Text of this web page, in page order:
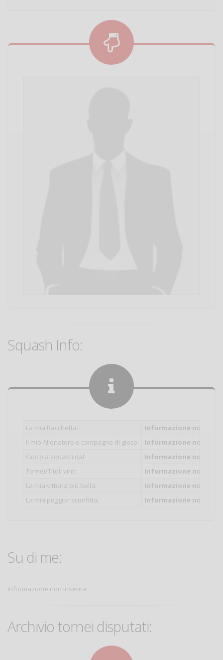
Squash Info:
La mia Racchetta:
Informazione non
Il mio Allenatore o compagno di gioco:
Informazione non
Gioco a squash dal:
Informazione non
Tornei/Titoli vinti:
Informazione non
La mia vittoria più bella:
Informazione non
La mia peggior sconfitta:
Informazione non
Su di me:
Informazione non inserita
Archivio tornei disputati: